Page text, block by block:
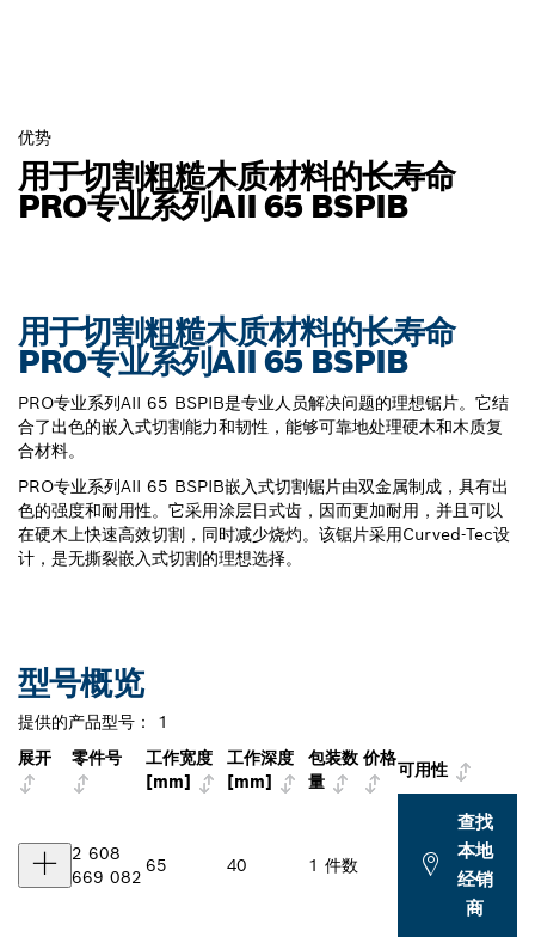
优势
用于切割粗糙木质材料的长寿命
PRO专业系列AII 65 BSPIB
用于切割粗糙木质材料的长寿命
PRO专业系列AII 65 BSPIB
PRO专业系列AII 65 BSPIB是专业人员解决问题的理想锯片。它结
合了出色的嵌入式切割能力和韧性，能够可靠地处理硬木和木质复
合材料。
PRO专业系列AII 65 BSPIB嵌入式切割锯片由双金属制成，具有出
色的强度和耐用性。它采用涂层日式齿，因而更加耐用，并且可以
在硬木上快速高效切割，同时减少烧灼。该锯片采用Curved-Tec设
计，是无撕裂嵌入式切割的理想选择。
型号概览
提供的产品型号：
1
展开
零件号
工作宽度
[mm]
工作深度
[mm]
包装数
量
价格
可用性
2 608
669 082
65 40 1 件数
查找
本地
经销
商